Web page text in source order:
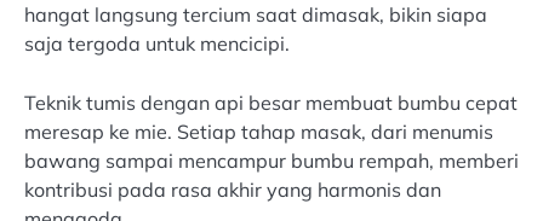
hangat langsung tercium saat dimasak, bikin siapa
saja tergoda untuk mencicipi.
Teknik tumis dengan api besar membuat bumbu cepat
meresap ke mie. Setiap tahap masak, dari menumis
bawang sampai mencampur bumbu rempah, memberi
kontribusi pada rasa akhir yang harmonis dan